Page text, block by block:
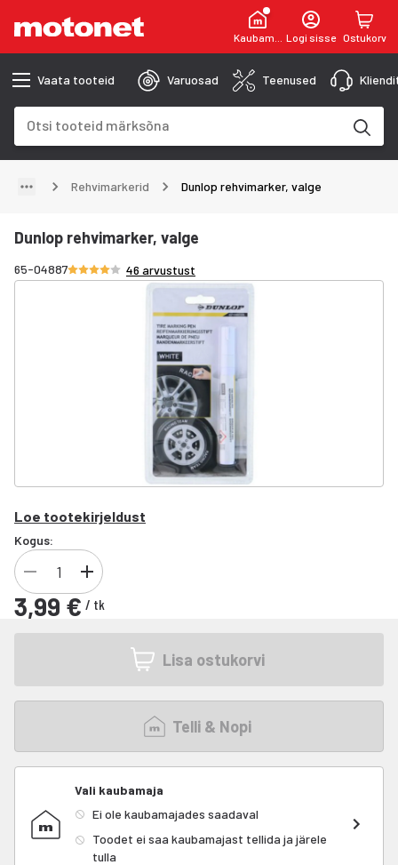
KaubamajaLogi sisse Ostukorv
Vaata tooteid Varuosad Teenused
Rehvimarkerid Dunlop rehvimarker, valge
Dunlop rehvimarker, valge
65-04887Hinnang 4.1/5 tähte
46 arvustust
Loe tootekirjeldust
Kogus:
3,99 € / tk
Lisa ostukorvi
Telli & Nopi
Vali kaubamaja
Ei ole kaubamajades saadaval
Toodet ei saa kaubamajast tellida ja järele
tulla